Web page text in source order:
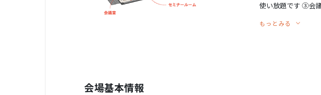
使い放題です ③会
法人登記可能です
もっとみる
会場基本情報